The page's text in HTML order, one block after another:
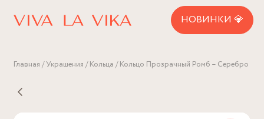
НОВИНКИ 💎
Главная Украшения Кольца Кольцо Прозрачный Ромб – Серебро